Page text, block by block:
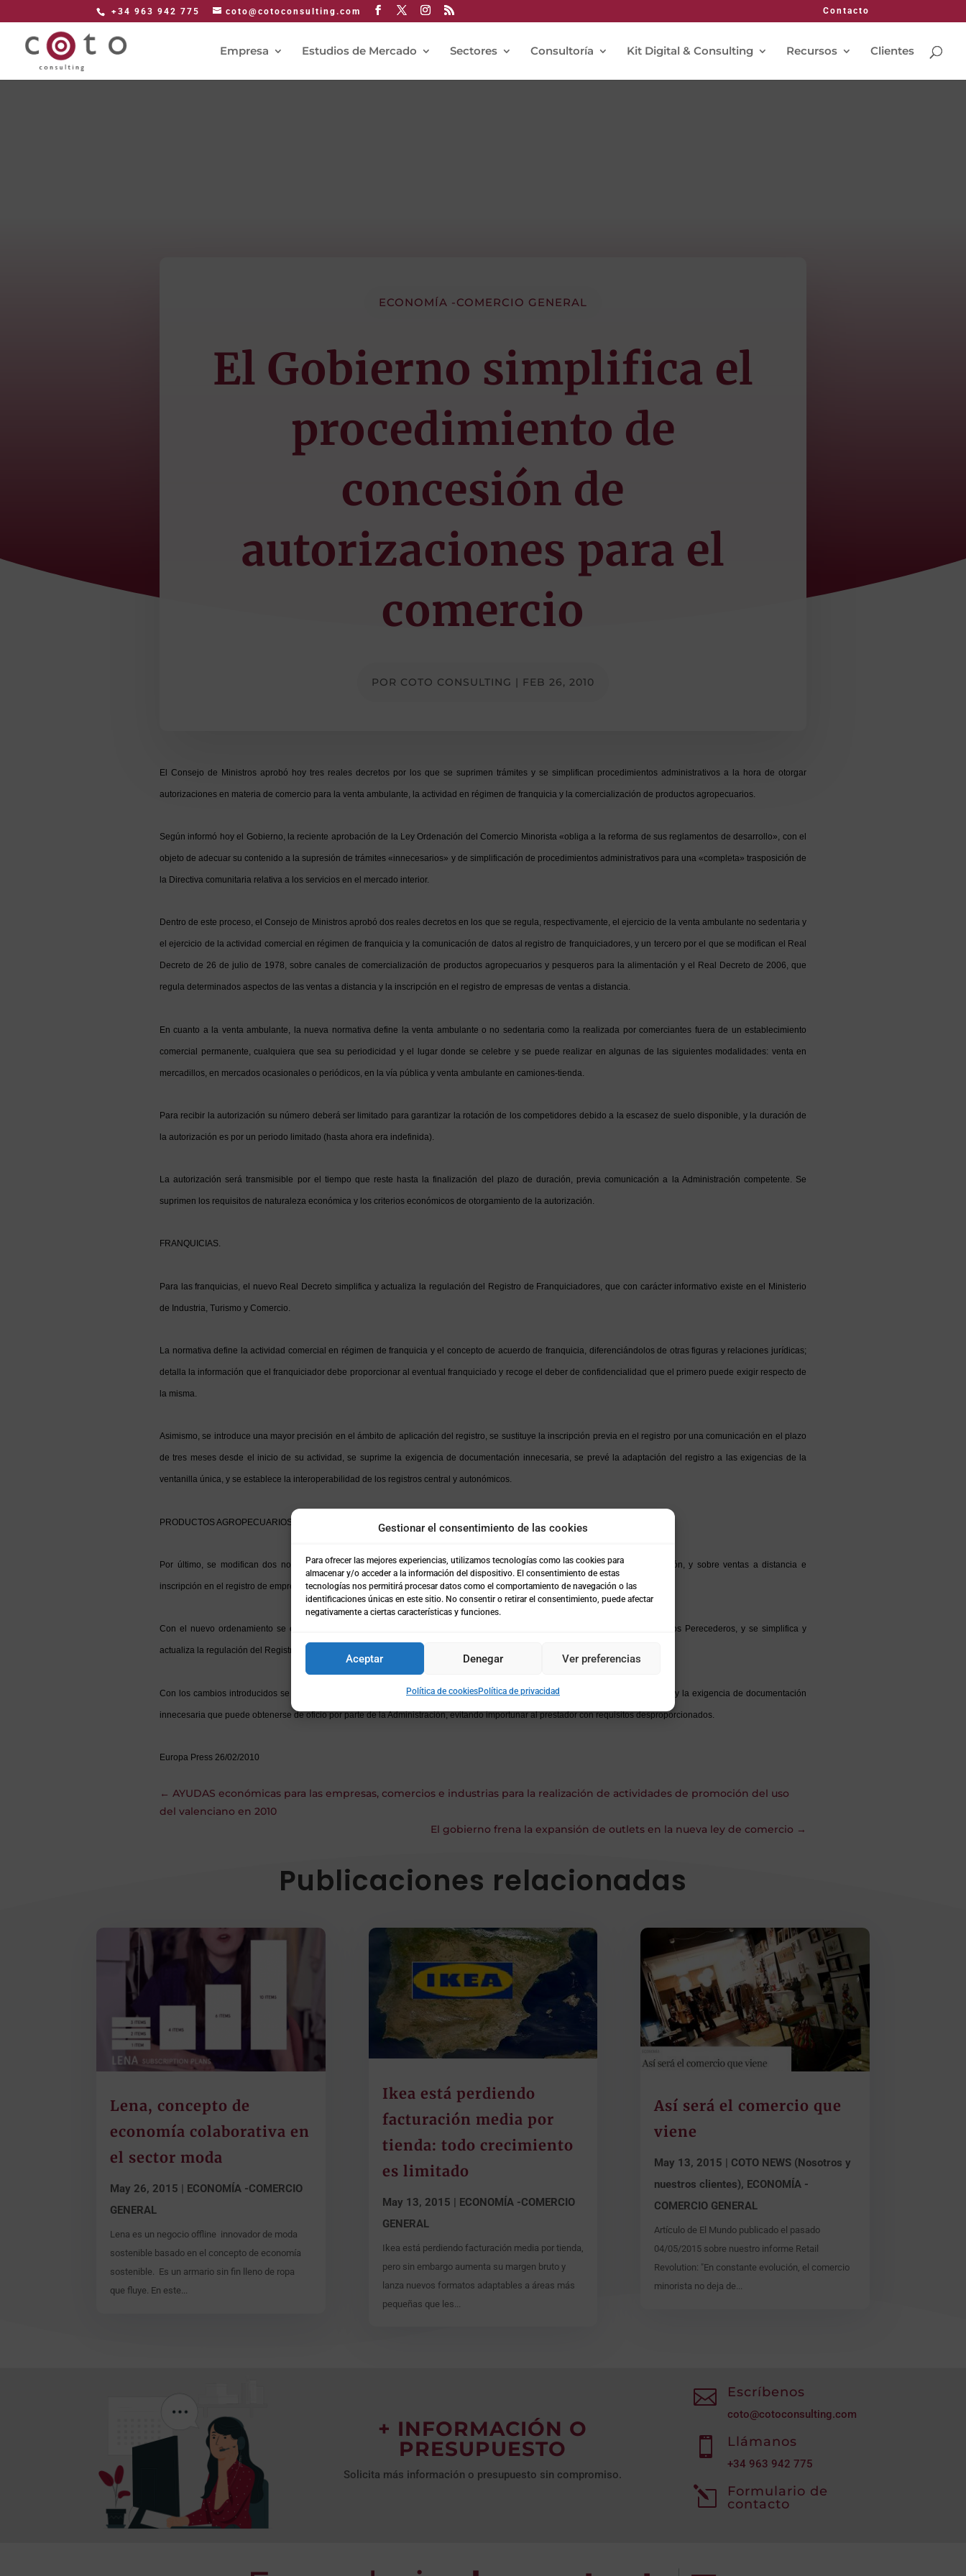
Gestionar el consentimiento de las cookies
Para ofrecer las mejores experiencias, utilizamos tecnologías como las cookies para
almacenar y/o acceder a la información del dispositivo. El consentimiento de estas
tecnologías nos permitirá procesar datos como el comportamiento de navegación o las
identificaciones únicas en este sitio. No consentir o retirar el consentimiento, puede afectar
negativamente a ciertas características y funciones.
Aceptar Denegar Ver preferencias
Política de cookiesPolítica de privacidad
+34 963 942 775 coto@cotoconsulting.com Contacto
Empresa Estudios de Mercado Sectores Consultoría Kit Digital & Consulting Recursos Clientes
ECONOMÍA -COMERCIO GENERAL
El Gobierno simplifica el
procedimiento de
concesión de
autorizaciones para el
comercio
POR COTO CONSULTING | FEB 26, 2010
El Consejo de Ministros aprobó hoy tres reales decretos por los que se suprimen trámites y se simplifican procedimientos administrativos a la hora de otorgar
autorizaciones en materia de comercio para la venta ambulante, la actividad en régimen de franquicia y la comercialización de productos agropecuarios.
Según informó hoy el Gobierno, la reciente aprobación de la Ley Ordenación del Comercio Minorista «obliga a la reforma de sus reglamentos de desarrollo», con el
objeto de adecuar su contenido a la supresión de trámites «innecesarios» y de simplificación de procedimientos administrativos para una «completa» trasposición de
la Directiva comunitaria relativa a los servicios en el mercado interior.
Dentro de este proceso, el Consejo de Ministros aprobó dos reales decretos en los que se regula, respectivamente, el ejercicio de la venta ambulante no sedentaria y
el ejercicio de la actividad comercial en régimen de franquicia y la comunicación de datos al registro de franquiciadores, y un tercero por el que se modifican el Real
Decreto de 26 de julio de 1978, sobre canales de comercialización de productos agropecuarios y pesqueros para la alimentación y el Real Decreto de 2006, que
regula determinados aspectos de las ventas a distancia y la inscripción en el registro de empresas de ventas a distancia.
En cuanto a la venta ambulante, la nueva normativa define la venta ambulante o no sedentaria como la realizada por comerciantes fuera de un establecimiento
comercial permanente, cualquiera que sea su periodicidad y el lugar donde se celebre y se puede realizar en algunas de las siguientes modalidades: venta en
mercadillos, en mercados ocasionales o periódicos, en la vía pública y venta ambulante en camiones-tienda.
Para recibir la autorización su número deberá ser limitado para garantizar la rotación de los competidores debido a la escasez de suelo disponible, y la duración de
la autorización es por un periodo limitado (hasta ahora era indefinida).
La autorización será transmisible por el tiempo que reste hasta la finalización del plazo de duración, previa comunicación a la Administración competente. Se
suprimen los requisitos de naturaleza económica y los criterios económicos de otorgamiento de la autorización.
FRANQUICIAS.
Para las franquicias, el nuevo Real Decreto simplifica y actualiza la regulación del Registro de Franquiciadores, que con carácter informativo existe en el Ministerio
de Industria, Turismo y Comercio.
La normativa define la actividad comercial en régimen de franquicia y el concepto de acuerdo de franquicia, diferenciándolos de otras figuras y relaciones jurídicas;
detalla la información que el franquiciador debe proporcionar al eventual franquiciado y recoge el deber de confidencialidad que el primero puede exigir respecto de
la misma.
Asimismo, se introduce una mayor precisión en el ámbito de aplicación del registro, se sustituye la inscripción previa en el registro por una comunicación en el plazo
de tres meses desde el inicio de su actividad, se suprime la exigencia de documentación innecesaria, se prevé la adaptación del registro a las exigencias de la
ventanilla única, y se establece la interoperabilidad de los registros central y autonómicos.
PRODUCTOS AGROPECUARIOS Y PESQUEROS.
Por último, se modifican dos normas sobre canales de distribución de productos agropecuarios y pesqueros para alimentación, y sobre ventas a distancia e
inscripción en el registro de empresas de venta a distancia.
Con el nuevo ordenamiento se elimina el Registro Especial de Entidades y Centrales de Distribución de Productos Alimenticios Perecederos, y se simplifica y
actualiza la regulación del Registro de Empresas de Ventas a Distancia modificando la normativa que lo regula.
Con los cambios introducidos se sustituye la inscripción previa de los prestadores del servicio por una comunicación a posteriori y la exigencia de documentación
innecesaria que puede obtenerse de oficio por parte de la Administración, evitando importunar al prestador con requisitos desproporcionados.
Europa Press 26/02/2010
← AYUDAS económicas para las empresas, comercios e industrias para la realización de actividades de promoción del uso
del valenciano en 2010
El gobierno frena la expansión de outlets en la nueva ley de comercio →
Publicaciones relacionadas
Lena, concepto de
economía colaborativa en
el sector moda
May 26, 2015 | ECONOMÍA -COMERCIO
GENERAL
Lena es un negocio offline innovador de moda
sostenible basado en el concepto de economía
sostenible. Es un armario sin fin lleno de ropa
que fluye. En este...
Ikea está perdiendo
facturación media por
tienda: todo crecimiento
es limitado
May 13, 2015 | ECONOMÍA -COMERCIO
GENERAL
Ikea está perdiendo facturación media por tienda,
pero sin embargo aumenta su margen bruto y
lanza nuevos formatos adaptables a áreas más
pequeñas que les...
Así será el comercio que
viene
May 13, 2015 | COTO NEWS (Nosotros y
nuestros clientes), ECONOMÍA -
COMERCIO GENERAL
Artículo de El Mundo publicado el pasado
04/05/2015 sobre nuestro informe Retail
Revolution: "En constante evolución, el comercio
minorista no deja de...
+ INFORMACIÓN O
PRESUPUESTO
Solicita más información o presupuesto sin compromiso.
 Escríbenos
coto@cotoconsulting.com
 Llámanos
+34 963 942 775
l
Formulario de
contacto